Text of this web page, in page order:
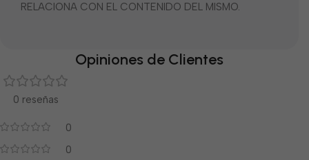
RELACIONA CON EL CONTENIDO DEL MISMO.
Opiniones de Clientes
0 reseñas
0
0